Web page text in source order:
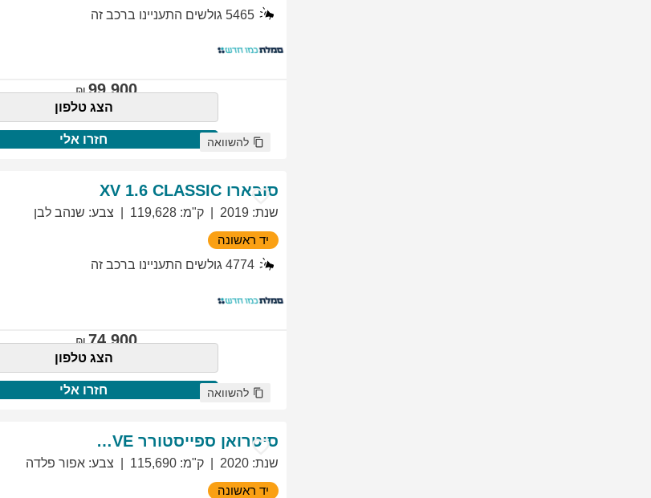
5465 גולשים התעניינו ברכב זה
99,900
הצג טלפון
חזרו אלי להשוואה
סובארו XV 1.6 CLASSIC
שנת:
2019 ק"מ:
119,628 צבע: שנהב לבן
יד ראשונה
4774 גולשים התעניינו ברכב זה
74,900
הצג טלפון
חזרו אלי להשוואה
סיטרואן ספייסטורר EXCLUSIVE
שנת:
2020 ק"מ:
115,690 צבע: אפור פלדה
יד ראשונה